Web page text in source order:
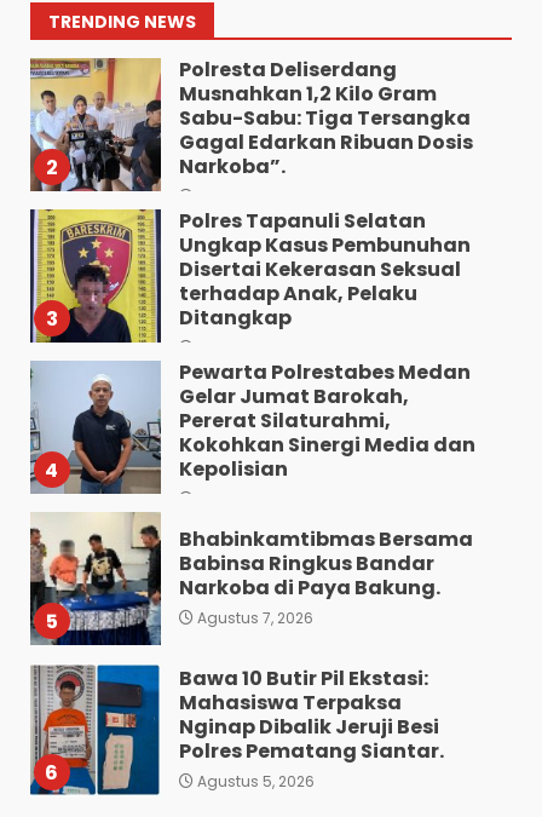
TRENDING NEWS
1
Kaki.
Agustus 8, 2026
2
Polresta Deliserdang
Musnahkan 1,2 Kilo Gram
Sabu-Sabu: Tiga Tersangka
Gagal Edarkan Ribuan Dosis
Narkoba”.
3
Polres Tapanuli Selatan
Ungkap Kasus Pembunuhan
Disertai Kekerasan Seksual
terhadap Anak, Pelaku
Ditangkap
4
Pewarta Polrestabes Medan
Gelar Jumat Barokah,
Pererat Silaturahmi,
Kokohkan Sinergi Media dan
Kepolisian
5
Bhabinkamtibmas Bersama
Babinsa Ringkus Bandar
Narkoba di Paya Bakung.
Agustus 7, 2026
6
Bawa 10 Butir Pil Ekstasi:
Mahasiswa Terpaksa
Nginap Dibalik Jeruji Besi
Polres Pematang Siantar.
Agustus 5, 2026